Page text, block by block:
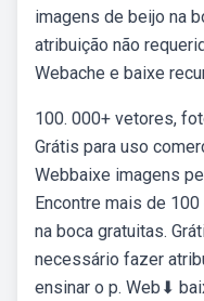
imagens de beijo na
atribuição não
Webache e baixe
100. 000+ vetores,
Grátis para uso
Webbaixe imagens
Encontre mais de
na boca gratuitas.
necessário fazer
ensinar o p. Web⬇